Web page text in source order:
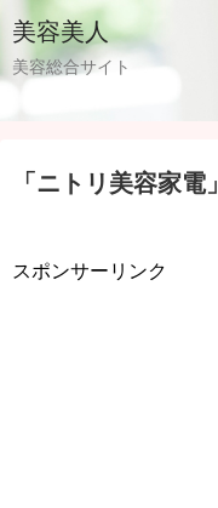
美容美人
美容総合サイト
「 ニトリ美容家電」
スポンサーリンク